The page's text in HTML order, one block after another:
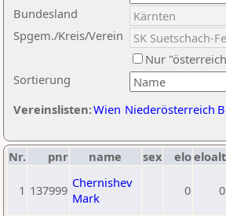
Sortierung
Bundesland
Spgem./Kreis/Verein
Nur
Vereinslisten:Wien Niederösterreich
Nr. pnr name sex eloeloalt
1 137999 Chernishev
Mark
0 0